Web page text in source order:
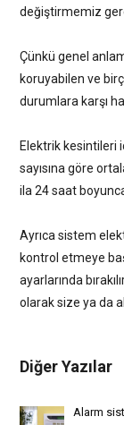
değiştirmemiz
Çünkü genel
koruyabilen ve
durumlara karşı
Elektrik kesintileri
sayısına göre
ila 24 saat
Ayrıca sistem
kontrol etmeye
ayarlarında
olarak size ya da
Diğer Yazılar
Alarm